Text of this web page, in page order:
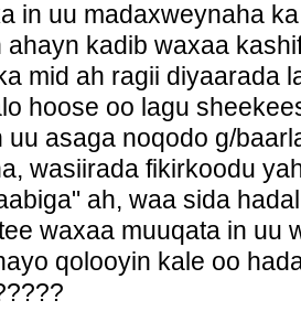
in uu madaxweynaha
ahayn kadib waxaa
mid ah ragii diyaarada
hoose oo lagu
uu asaga noqodo g/
wasiirada fikirkoodu
ah, waa sida
waxaa muuqata in uu
qolooyin kale oo